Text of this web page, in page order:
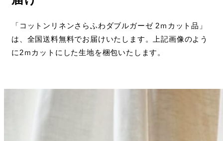
「コットンリネンさらふわダブルガーゼ 2ｍカット品」
は、全国送料無料でお届けいたします。上記画像のよう
に2ｍカットにした生地を梱包いたします。